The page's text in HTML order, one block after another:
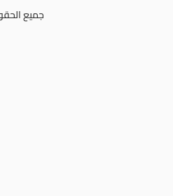
جميع